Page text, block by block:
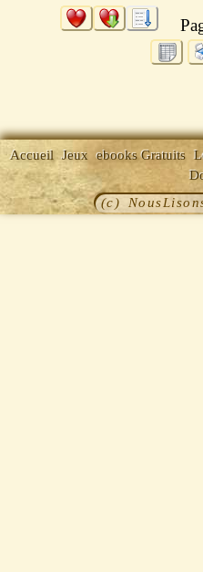
Accueil Jeux ebooks Gratuits
(c)